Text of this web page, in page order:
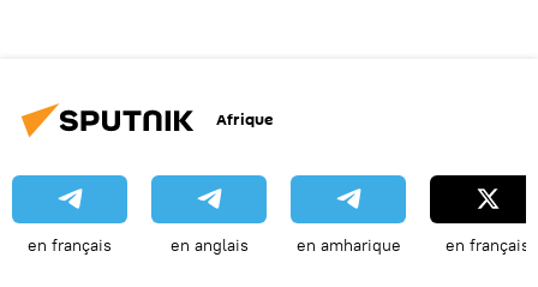
Afrique
en français en anglais en amharique en français